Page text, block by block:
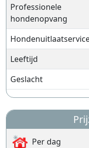
Professionele
hondenopvang
Leeftijd
Geslacht
Per dag